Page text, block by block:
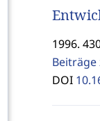
1996.
Beiträge
DOI